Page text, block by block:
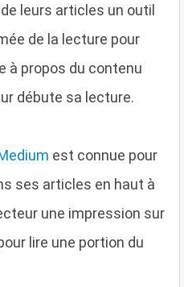
leurs articles un outil
de la lecture pour
à propos du contenu
débute sa lecture.
est connue pour
ses articles en haut à
une impression sur
lire une portion du